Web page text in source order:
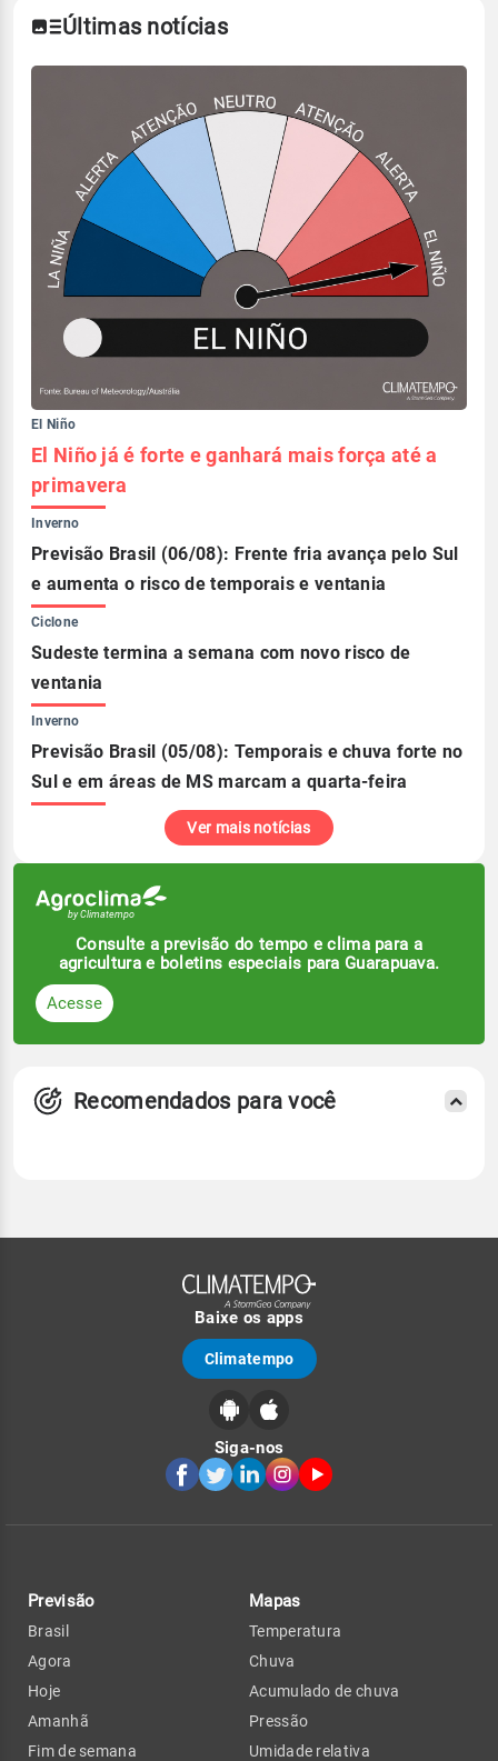
Últimas notícias
El Niño
El Niño já é forte e ganhará mais força até a
primavera
Inverno
Previsão Brasil (06/08): Frente fria avança pelo Sul
e aumenta o risco de temporais e ventania
Ciclone
Sudeste termina a semana com novo risco de
ventania
Inverno
Previsão Brasil (05/08): Temporais e chuva forte no
Sul e em áreas de MS marcam a quarta-feira
Ver mais notícias
Consulte a previsão do tempo e clima para a
agricultura e boletins especiais para Guarapuava.
Acesse
Recomendados para você
Baixe os apps
Climatempo
Siga-nos
Previsão
Brasil
Agora
Hoje
Amanhã
Fim de semana
Mapas
Temperatura
Chuva
Acumulado de chuva
Pressão
Umidade relativa